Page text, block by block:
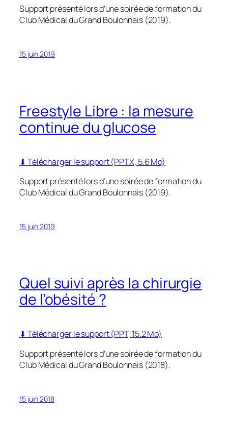
Support présenté lors d’une soirée de formation du
Club Médical du Grand Boulonnais (2019).
15 juin 2019
Freestyle Libre : la mesure
continue du glucose
⬇ Télécharger le support (PPTX, 5.6 Mo)
Support présenté lors d’une soirée de formation du
Club Médical du Grand Boulonnais (2019).
15 juin 2019
Quel suivi après la chirurgie
de l’obésité ?
⬇ Télécharger le support (PPT, 15.2 Mo)
Support présenté lors d’une soirée de formation du
Club Médical du Grand Boulonnais (2018).
15 juin 2018